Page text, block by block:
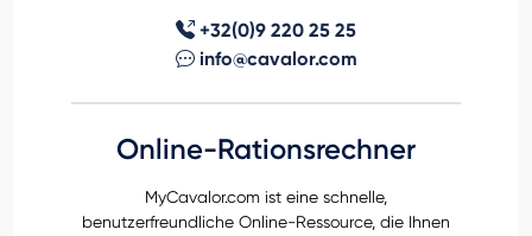
+32(0)9 220 25 25
info@cavalor.com
Online-Rationsrechner
MyCavalor.com ist eine schnelle,
benutzerfreundliche Online-Ressource, die Ihnen